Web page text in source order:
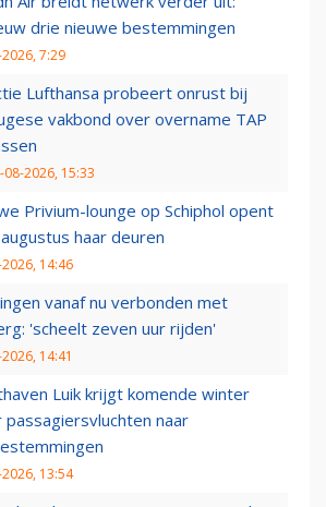
drie nieuwe bestemmingen
7:29
Lufthansa probeert onrust bij
vakbond over overname TAP
08-2026, 15:33
Privium-lounge op Schiphol opent
haar deuren
14:46
vanaf nu verbonden met
'scheelt zeven uur rijden'
14:41
Luik krijgt komende winter
passagiersvluchten naar
13:54